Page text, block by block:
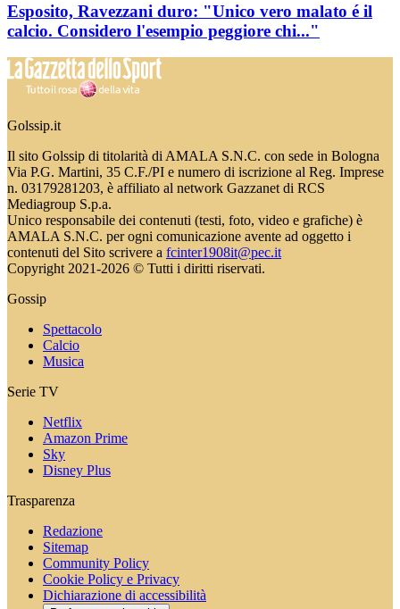
Esposito, Ravezzani duro: "Unico vero malato é il
calcio. Considero l'esempio peggiore chi..."
Golssip.it
Il sito Golssip di titolarità di AMALA S.N.C. con sede in Bologna
Via P.G. Martini, 35 C.F./PI e numero di iscrizione al Reg. Imprese
n. 03179281203, è affiliato al network Gazzanet di RCS
Mediagroup S.p.a.
Unico responsabile dei contenuti (testi, foto, video e grafiche) è
AMALA S.N.C. per ogni comunicazione avente ad oggetto i
contenuti del Sito scrivere a fcinter1908it@pec.it
Copyright 2021-2026 © Tutti i diritti riservati.
Gossip
Spettacolo
Calcio
Musica
Serie TV
Netflix
Amazon Prime
Sky
Disney Plus
Trasparenza
Redazione
Sitemap
Community Policy
Cookie Policy e Privacy
Dichiarazione di accessibilità